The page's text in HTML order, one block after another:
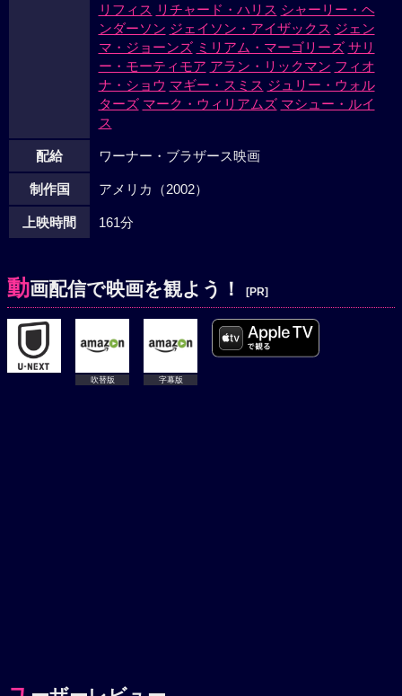
リフィス リチャード・ハリス シャーリー・ヘ
ンダーソン ジェイソン・アイザックス ジェン
マ・ジョーンズ ミリアム・マーゴリーズ サリ
ー・モーティモア アラン・リックマン フィオ
ナ・ショウ マギー・スミス ジュリー・ウォル
ターズ マーク・ウィリアムズ マシュー・ルイ
ス
配給 ワーナー・ブラザース映画
制作国 アメリカ（2002）
上映時間 161分
動画配信で映画を観よう！ [PR]
吹替版 字幕版